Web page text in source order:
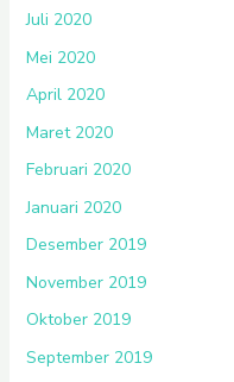
Juli 2020
Mei 2020
April 2020
Maret 2020
Februari 2020
Januari 2020
Desember 2019
November 2019
Oktober 2019
September 2019